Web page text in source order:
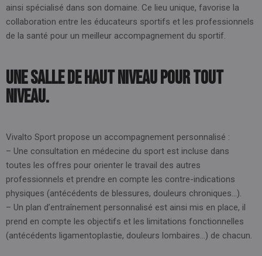
ainsi spécialisé dans son domaine. Ce lieu unique, favorise la
collaboration entre les éducateurs sportifs et les professionnels
de la santé pour un meilleur accompagnement du sportif.
Une salle de haut niveau pour tout
niveau.
Vivalto Sport propose un accompagnement personnalisé :
– Une consultation en médecine du sport est incluse dans
toutes les offres pour orienter le travail des autres
professionnels et prendre en compte les contre-indications
physiques (antécédents de blessures, douleurs chroniques…).
– Un plan d’entraînement personnalisé est ainsi mis en place, il
prend en compte les objectifs et les limitations fonctionnelles
(antécédents ligamentoplastie, douleurs lombaires…) de chacun.